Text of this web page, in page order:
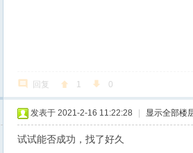
回复 1 0
发表于 2021-2-16 11:22:28 显示全部楼
试试能否成功，找了好久